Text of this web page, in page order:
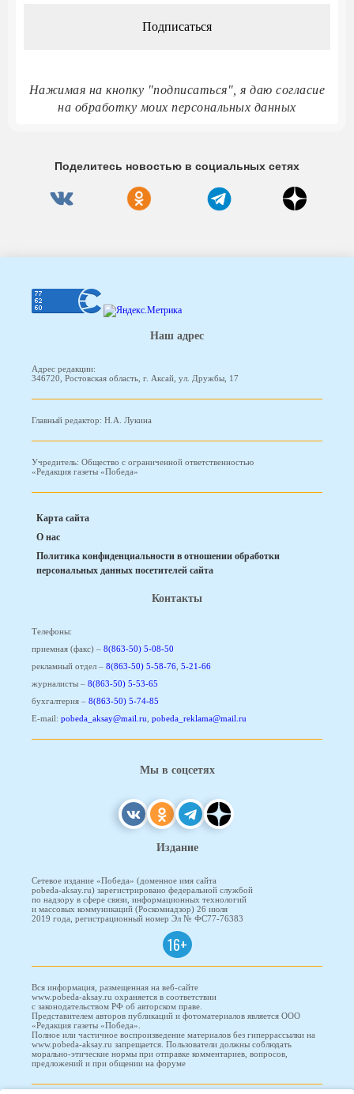
Нажимая на кнопку "подписаться", я даю согласие
на обработку моих персональных данных
Поделитесь новостью в социальных сетях
Наш адрес
Адрес редакции:
346720, Ростовская область, г. Аксай, ул. Дружбы, 17
Главный редактор: Н.А. Лукина
Учредитель: Общество с ограниченной ответственностью
«Редакция газеты «Победа»
Карта сайта
О нас
Политика конфиденциальности в отношении обработки
персональных данных посетителей сайта
Контакты
Телефоны:
приемная (факс) – 8(863-50) 5-08-50
рекламный отдел – 8(863-50) 5-58-76, 5-21-66
журналисты – 8(863-50) 5-53-65
бухгалтерия – 8(863-50) 5-74-85
E-mail: pobeda_aksay@mail.ru, pobeda_reklama@mail.ru
Мы в соцсетях
Издание
Сетевое издание «Победа» (доменное имя сайта
pobeda-aksay.ru) зарегистрировано федеральной службой
по надзору в сфере связи, информационных технологий
и массовых коммуникаций (Роскомнадзор) 26 июля
2019 года, регистрационный номер Эл № ФС77-76383
16+
Вся информация, размещенная на веб-сайте
www.pobeda-aksay.ru охраняется в соответствии
с законодательством РФ об авторском праве.
Представителем авторов публикаций и фотоматериалов является ООО
«Редакция газеты «Победа».
Полное или частичное воспроизведение материалов без гиперрассылки на
www.pobeda-aksay.ru запрещается. Пользователи должны соблюдать
морально-этические нормы при отправке комментариев, вопросов,
предложений и при общении на форуме